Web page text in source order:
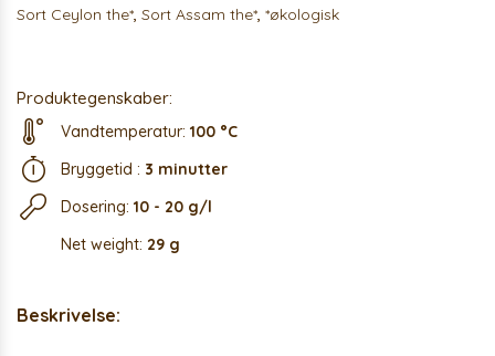
Sort Ceylon the*, Sort Assam the*, *økologisk
Produktegenskaber:
Vandtemperatur: 100 °C
Bryggetid : 3 minutter
Dosering: 10 - 20 g/l
Net weight: 29 g
Beskrivelse: